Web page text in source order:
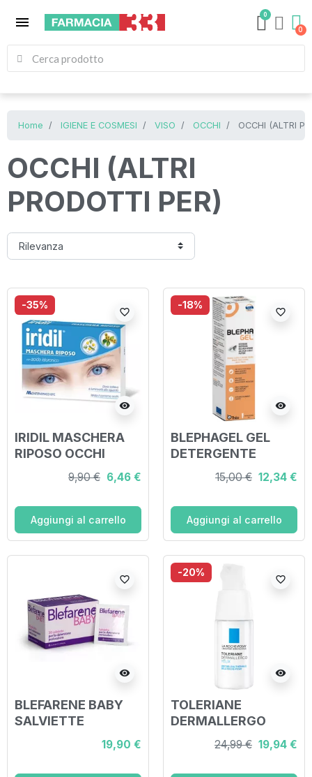
menu 0
Home IGIENE E COSMESI VISO OCCHI OCCHI (ALTRI
OCCHI (ALTRI
PRODOTTI PER)
-35%
visibility
favorite_border
IRIDIL MASCHERA
RIPOSO OCCHI
9,90 € 6,46 €
Aggiungi al carrello
-18%
visibility
favorite_border
BLEPHAGEL GEL
DETERGENTE
PALPEBRE 30 G
15,00 € 12,34 €
Aggiungi al carrello
visibility
favorite_border
BLEFARENE BABY
SALVIETTE
MONOUSO PER
19,90 €
-20%
visibility
favorite_border
TOLERIANE
DERMALLERGO
OCCHI 20 ML
24,99 € 19,94 €